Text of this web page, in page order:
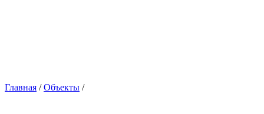
Главная /Объекты /